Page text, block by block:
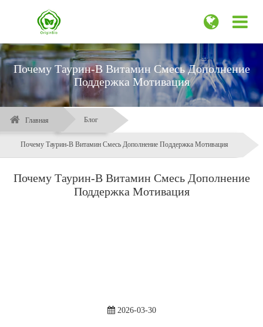
Почему Таурин-B Витамин Смесь Дополнение
Поддержка Мотивация
Главная Блог
Почему Таурин-B Витамин Смесь Дополнение Поддержка Мотивация
Почему Таурин-B Витамин Смесь Дополнение
Поддержка Мотивация
2026-03-30